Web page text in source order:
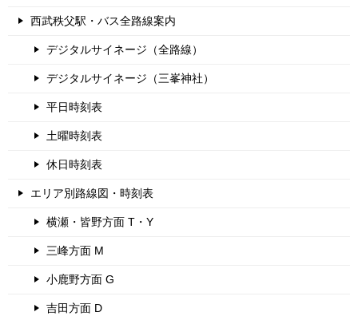
西武秩父駅・バス全路線案内
デジタルサイネージ（全路線）
デジタルサイネージ（三峯神社）
平日時刻表
土曜時刻表
休日時刻表
エリア別路線図・時刻表
横瀬・皆野方面 T・Y
三峰方面 M
小鹿野方面 G
吉田方面 D